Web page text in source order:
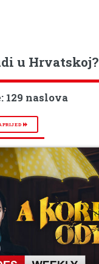
u Hrvatskoj?
129 naslova